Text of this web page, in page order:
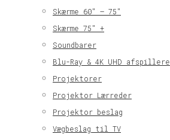
Skærme 60″ – 75″
Skærme 75″ +
Soundbarer
Blu-Ray & 4K UHD afspillere
Projektorer
Projektor Lærreder
Projektor beslag
Vægbeslag til TV